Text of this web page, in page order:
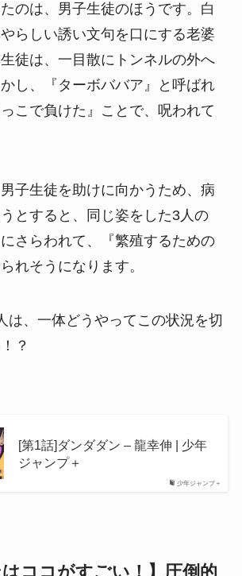
のは、男子生徒のほうです。白
らしい誘い文句を口にする老婆
徒は、一目散にトンネルの外へ
し、『ターボババア』と呼ばれ
こで負けた』ことで、呪われて
子生徒を助けに向かうため、病
とすると、同じ姿をした3人の
にさらわれて、『繁殖するための
れそうになります。
は、一体どうやってこの状況を切
？
少年ジャンプ＋
[第1話]ダンダダン – 龍幸伸 | 少年
ジャンプ＋
はココがすごい！】圧倒的